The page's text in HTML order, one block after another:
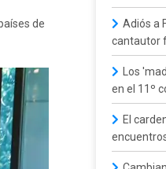
de
Adiós a
cantautor
Los
en el 11º
El